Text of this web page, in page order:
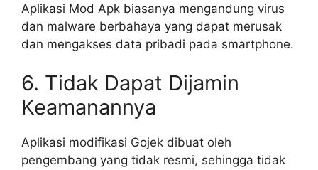
Aplikasi Mod Apk biasanya mengandung virus
dan malware berbahaya yang dapat merusak
dan mengakses data pribadi pada smartphone.
6. Tidak Dapat Dijamin
Keamanannya
Aplikasi modifikasi Gojek dibuat oleh
pengembang yang tidak resmi, sehingga tidak